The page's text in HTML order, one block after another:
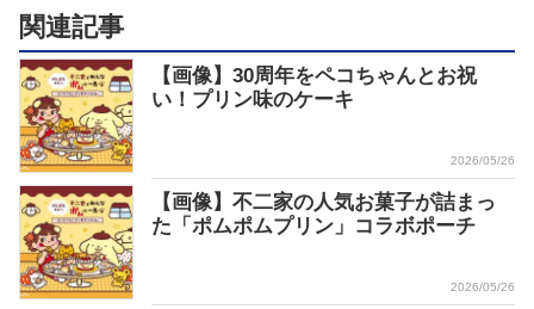
関連記事
【画像】30周年をペコちゃんとお祝
い！プリン味のケーキ
2026/05/26
【画像】不二家の人気お菓子が詰まっ
た「ポムポムプリン」コラボポーチ
2026/05/26